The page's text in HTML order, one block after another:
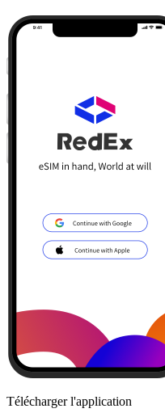
Télécharger l'application